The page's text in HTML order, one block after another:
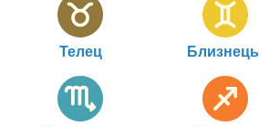
Телец